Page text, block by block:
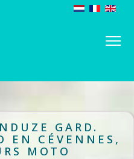
GARD.
EN CÉVENNES,
MOTO